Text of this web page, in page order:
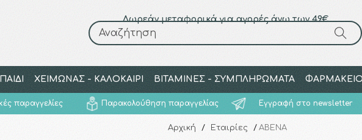
Δωρεάν μεταφορικά για αγορές άνω των 49€
Αναζήτηση
ΧΕΙΜΩΝΑΣ - ΚΑΛΟΚΑΙΡΙ ΒΙΤΑΜΙΝΕΣ - ΣΥΜΠΛΗΡΩΜΑΤΑ
παραγγελίες Παρακολούθηση παραγγελίας Εγγραφή στο newsletter
Αναζήτηση
Αρχική / Εταιρίες / ABENA